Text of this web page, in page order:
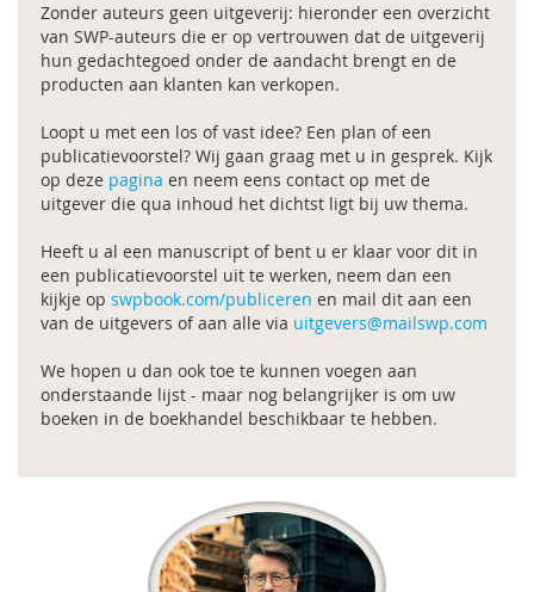
Zonder auteurs geen uitgeverij: hieronder een overzicht
van SWP-auteurs die er op vertrouwen dat de uitgeverij
hun gedachtegoed onder de aandacht brengt en de
producten aan klanten kan verkopen.
Loopt u met een los of vast idee? Een plan of een
publicatievoorstel? Wij gaan graag met u in gesprek. Kijk
op deze pagina en neem eens contact op met de
uitgever die qua inhoud het dichtst ligt bij uw thema.
Heeft u al een manuscript of bent u er klaar voor dit in
een publicatievoorstel uit te werken, neem dan een
kijkje op swpbook.com/publiceren en mail dit aan een
van de uitgevers of aan alle via uitgevers@mailswp.com
We hopen u dan ook toe te kunnen voegen aan
onderstaande lijst - maar nog belangrijker is om uw
boeken in de boekhandel beschikbaar te hebben.